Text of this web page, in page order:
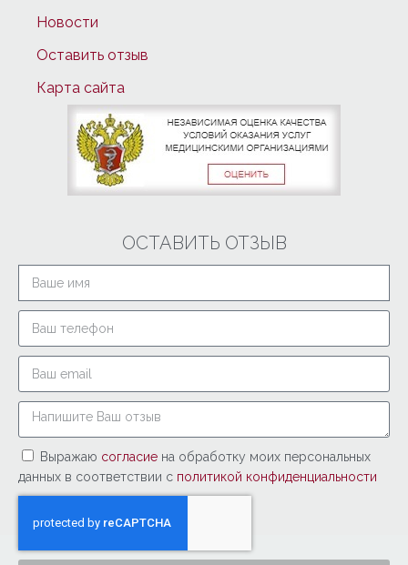
Новости
Оставить отзыв
Карта сайта
ОСТАВИТЬ ОТЗЫВ
Выражаю согласие на обработку моих персональных
данных в соответствии с политикой конфиденциальности